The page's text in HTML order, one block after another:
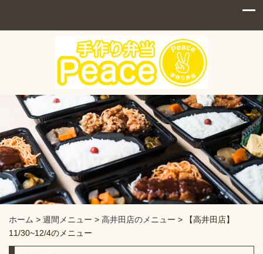
ホーム > 週間メニュー > 高井田店のメニュー >
【高井田店】
11/30~12/4のメニュー